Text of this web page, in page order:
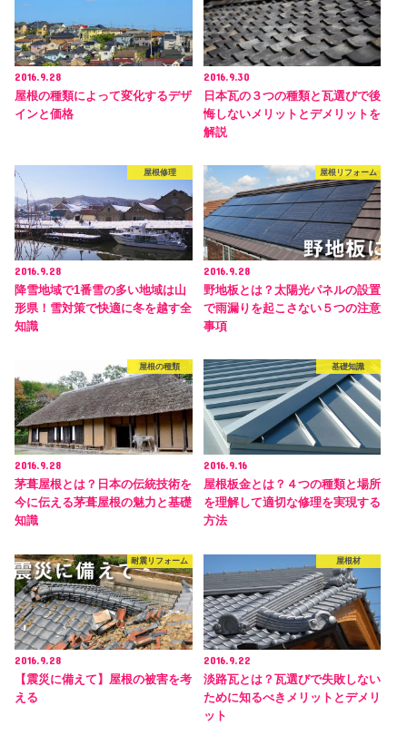
2016.9.28
屋根の種類によって変化するデザ
インと価格
2016.9.30
日本瓦の３つの種類と瓦選びで後
悔しないメリットとデメリットを
解説
屋根修理
2016.9.28
降雪地域で1番雪の多い地域は山
形県！雪対策で快適に冬を越す全
知識
屋根リフォーム
2016.9.28
野地板とは？太陽光パネルの設置
で雨漏りを起こさない５つの注意
事項
屋根の種類
2016.9.28
茅葺屋根とは？日本の伝統技術を
今に伝える茅葺屋根の魅力と基礎
知識
基礎知識
2016.9.16
屋根板金とは？４つの種類と場所
を理解して適切な修理を実現する
方法
耐震リフォーム
2016.9.28
【震災に備えて】屋根の被害を考
える
屋根材
2016.9.22
淡路瓦とは？瓦選びで失敗しない
ために知るべきメリットとデメリ
ット